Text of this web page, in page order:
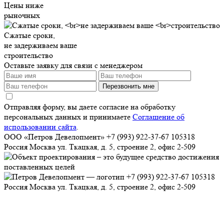
Цены ниже
рыночных
Сжатые сроки,
не задерживаем ваше
строительство
Оставьте заявку для связи с менеджером
Перезвонить мне
Отправляя форму, вы даете согласие на обработку
персональных данных и принимаете Соглашение об
использовании сайта.
ООО «Петров Девелопмент» +7 (993) 922-37-67 105318
Россия Москва ул. Ткацкая, д. 5, строение 2, офис 2-509
+7 (993) 922-37-67 105318
Россия Москва ул. Ткацкая, д. 5, строение 2, офис 2-509